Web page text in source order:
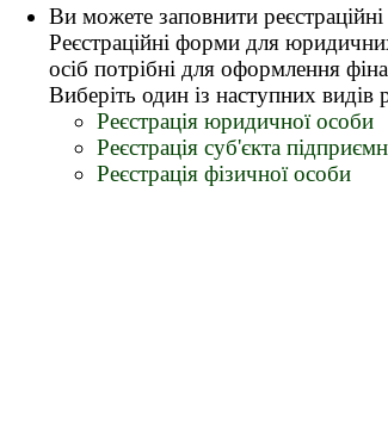
Ви можете заповнити
Реєстраційні форми для
осіб потрібні для оформлення
Виберіть один із наступних видів
Реєстрація юридичної особи
Реєстрація суб'єкта
Реєстрація фізичної особи